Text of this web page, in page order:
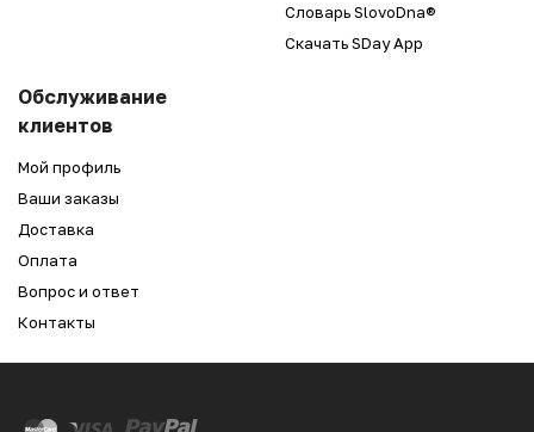
Словарь SlovoDna®
Скачать SDay App
Обслуживание
клиентов
Мой профиль
Ваши заказы
Доставка
Оплата
Вопрос и ответ
Контакты